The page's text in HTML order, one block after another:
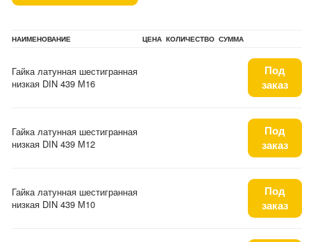
НАИМЕНОВАНИЕ ЦЕНА КОЛИЧЕСТВО СУММА
Гайка латунная шестигранная
низкая DIN 439 М16
Под
заказ
Гайка латунная шестигранная
низкая DIN 439 М12
Под
заказ
Гайка латунная шестигранная
низкая DIN 439 М10
Под
заказ